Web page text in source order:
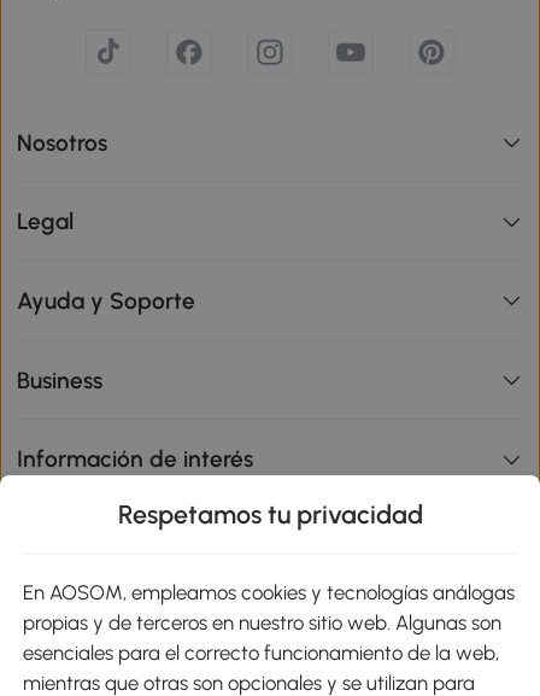
Nosotros
Legal
Ayuda y Soporte
Business
Información de interés
Métodos de Pago
Respetamos tu privacidad
En AOSOM, empleamos cookies y tecnologías análogas
propias y de terceros en nuestro sitio web. Algunas son
esenciales para el correcto funcionamiento de la web,
mientras que otras son opcionales y se utilizan para